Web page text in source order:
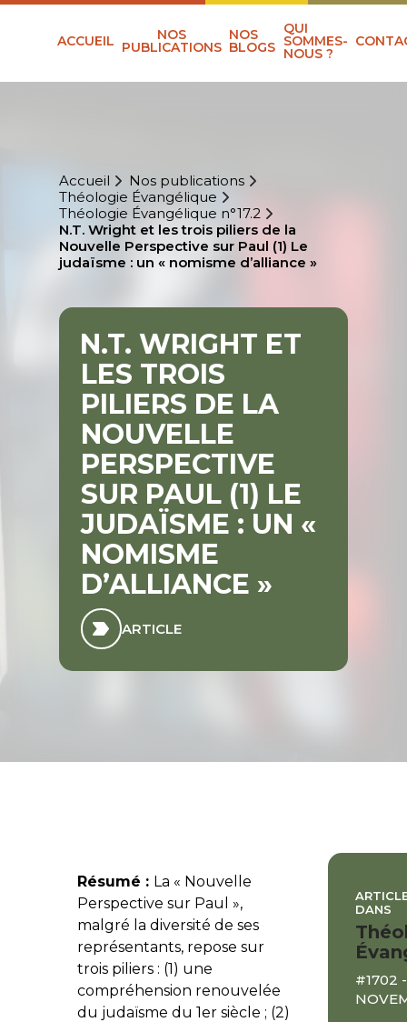
ACCUEIL NOS
PUBLICATIONS
NOS
BLOGS
QUI
SOMMES-
NOUS ?
Accueil
Nos publications
Théologie Évangélique
Théologie Évangélique n°17.2
N.T. Wright et les trois piliers de la
Nouvelle Perspective sur Paul (1) Le
judaïsme : un « nomisme d’alliance »
N.T. WRIGHT ET
LES TROIS
PILIERS DE LA
NOUVELLE
PERSPECTIVE
SUR PAUL (1) LE
JUDAÏSME : UN «
NOMISME
D’ALLIANCE »
ARTICLE
Résumé : La « Nouvelle
Perspective sur Paul »,
malgré la diversité de ses
représentants, repose sur
trois piliers : (1) une
compréhension renouvelée
du judaïsme du 1er siècle ; (2)
DANS
#1702 -